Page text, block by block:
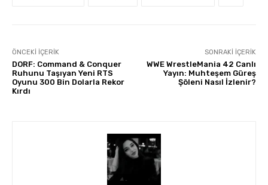
ÖNCEKI İÇERIK
DORF: Command & Conquer
Ruhunu Taşıyan Yeni RTS
Oyunu 300 Bin Dolarla Rekor
Kırdı
SONRAKI İÇERIK
WWE WrestleMania 42 Canlı
Yayın: Muhteşem Güreş
Şöleni Nasıl İzlenir?